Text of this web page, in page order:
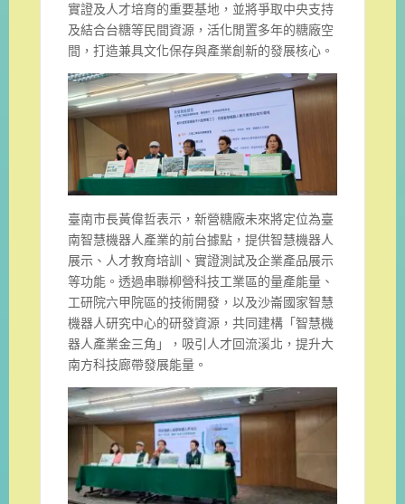
實證及人才培育的重要基地，並將爭取中央支持
及結合台糖等民間資源，活化閒置多年的糖廠空
間，打造兼具文化保存與產業創新的發展核心。
臺南市長黃偉哲表示，新營糖廠未來將定位為臺
南智慧機器人產業的前台據點，提供智慧機器人
展示、人才教育培訓、實證測試及企業產品展示
等功能。透過串聯柳營科技工業區的量產能量、
工研院六甲院區的技術開發，以及沙崙國家智慧
機器人研究中心的研發資源，共同建構「智慧機
器人產業金三角」，吸引人才回流溪北，提升大
南方科技廊帶發展能量。